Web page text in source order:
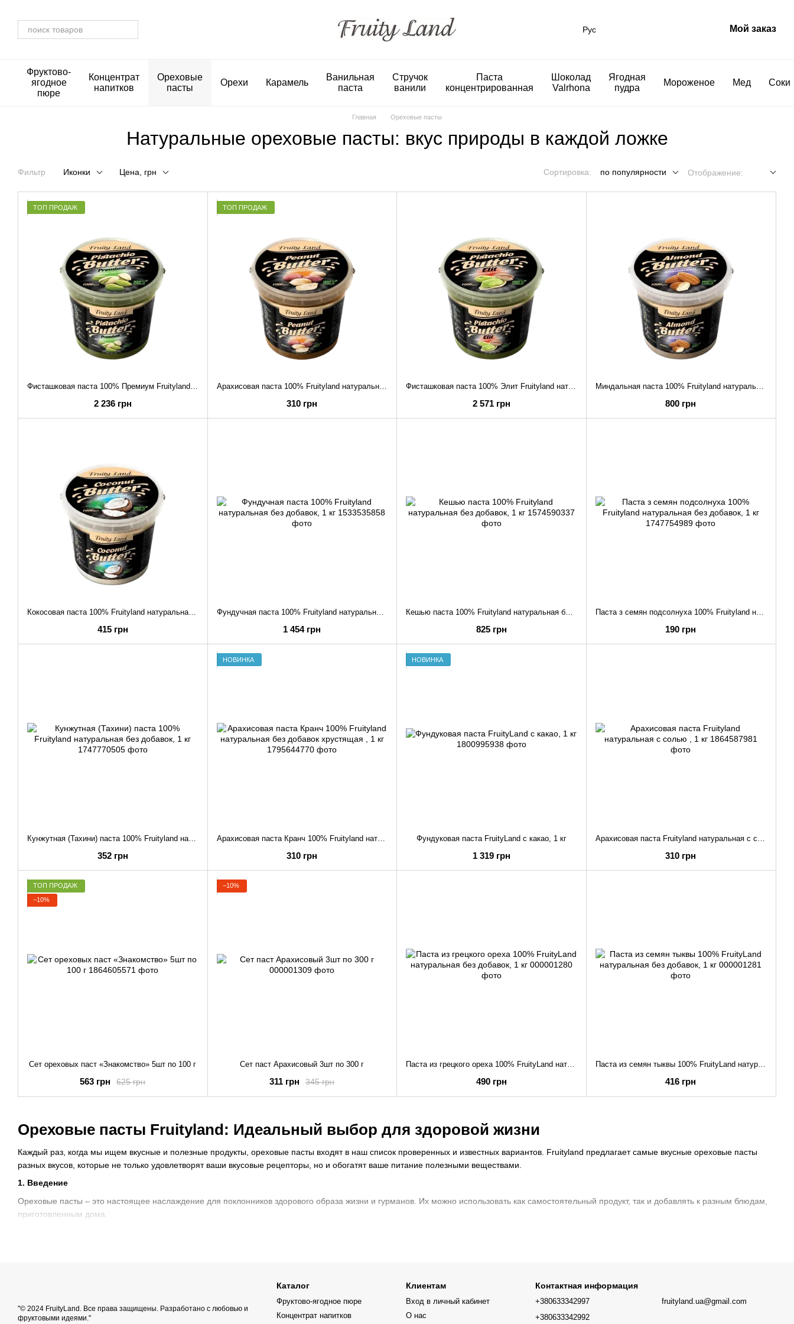
Рус Мой заказ
Фруктово-
ягодное
пюре
Концентрат
напитков
Ореховые
пасты
Орехи Карамель
Ванильная
паста
Стручок
ванили
Паста
концентрированная
Шоколад
Valrhona
Ягодная
пудра
Мороженое Мед Соки
Главная Ореховые пасты
Натуральные ореховые пасты: вкус природы в каждой ложке
Фильтр Иконки Цена, грн Сортировка: по популярности Отображение:
Ореховые пасты Fruityland: Идеальный выбор для здоровой жизни
Каждый раз, когда мы ищем вкусные и полезные продукты, ореховые пасты входят в наш список проверенных и известных вариантов. Fruityland предлагает самые вкусные ореховые пасты
разных вкусов, которые не только удовлетворят ваши вкусовые рецепторы, но и обогатят ваше питание полезными веществами.
1. Введение
Ореховые пасты – это настоящее наслаждение для поклонников здорового образа жизни и гурманов. Их можно использовать как самостоятельный продукт, так и добавлять к разным блюдам,
приготовленным дома.
У них есть арахисовая паста, арахисовая с солью, арахисовая с кусочками арахиса (Кранч), фундучная, миндальная, кешью, фисташковая, кунжутная паста тахини, паста из семян
ТОП ПРОДАЖ
2 236 грн
ТОП ПРОДАЖ
Арахисовая паста 100% Fruityland натуральная без добавок, 1 кг
310 грн 2 571 грн
Миндальная паста 100% Fruityland натуральная без добавок, 1 кг
800 грн
Кокосовая паста 100% Fruityland натуральная без добавок, 1 кг
415 грн
Фундучная паста 100% Fruityland натуральная без добавок, 1 кг
1 454 грн
Кешью паста 100% Fruityland натуральная без добавок, 1 кг
825 грн
Паста з семян подсолнуха 100% Fruityland натуральная без добавок, 1 кг
190 грн
352 грн
НОВИНКА
Арахисовая паста Кранч 100% Fruityland натуральная без добавок хрустящая , 1 кг
310 грн
НОВИНКА
Фундуковая паста FruityLand с какао, 1 кг
1 319 грн 310 грн
ТОП ПРОДАЖ
−10%
Сет ореховых паст «Знакомство» 5шт по 100 г
625 грн
563 грн
−10%
Сет паст Арахисовый 3шт по 300 г
345 грн
311 грн
Паста из грецкого ореха 100% FruityLand натуральная без добавок, 1 кг
490 грн
Паста из семян тыквы 100% FruityLand натуральная без добавок, 1 кг
416 грн
"© 2024 FruityLand. Все права защищены. Разработано с любовью и
фруктовыми идеями."
Каталог
Фруктово-ягодное пюре
Концентрат напитков
Клиентам
Вход в личный кабинет
О нас
Контактная информация
+380633342997
+380633342992
fruityland.ua@gmail.com